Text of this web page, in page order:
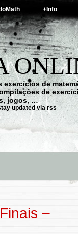
+Info
de
de
jogos, …
updated via rss
–